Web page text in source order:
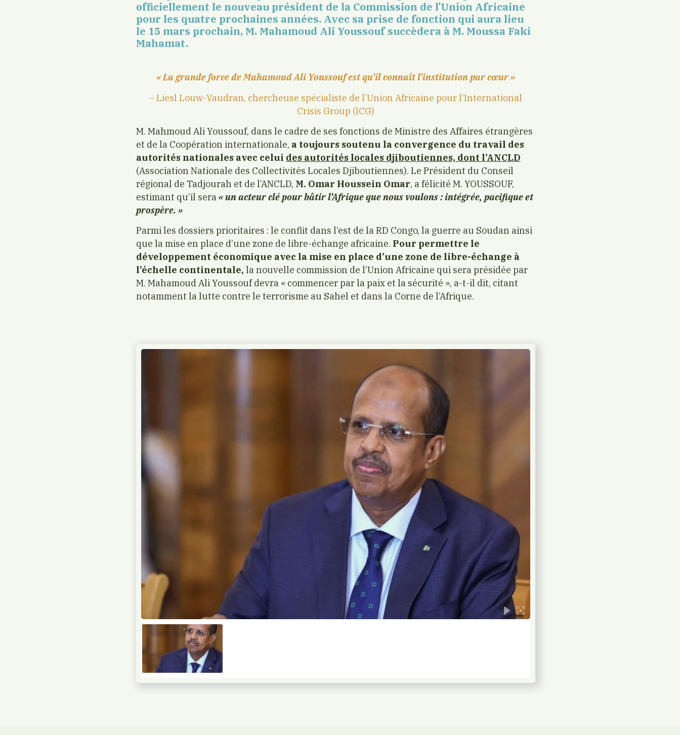
officiellement le nouveau président de la Commission de l’Union Africaine
pour les quatre prochaines années. Avec sa prise de fonction qui aura lieu
le 15 mars prochain, M. Mahamoud Ali Youssouf succèdera à M. Moussa Faki
Mahamat.
« La grande force de Mahamoud Ali Youssouf est qu’il connaît l’institution par cœur »
– Liesl Louw-Vaudran, chercheuse spécialiste de l’Union Africaine pour l’International
Crisis Group (ICG)
M. Mahmoud Ali Youssouf, dans le cadre de ses fonctions de Ministre des Affaires étrangères
et de la Coopération internationale, a toujours soutenu la convergence du travail des
autorités nationales avec celui des autorités locales djiboutiennes, dont l’ANCLD
(Association Nationale des Collectivités Locales Djiboutiennes). Le Président du Conseil
régional de Tadjourah et de l’ANCLD, M. Omar Houssein Omar, a félicité M. YOUSSOUF,
estimant qu’il sera« un acteur clé pour bâtir l’Afrique que nous voulons : intégrée, pacifique et
prospère. »
Parmi les dossiers prioritaires : le conflit dans l’est de la RD Congo, la guerre au Soudan ainsi
que la mise en place d’une zone de libre-échange africaine. Pour permettre le
développement économique avec la mise en place d’une zone de libre-échange à
l’échelle continentale, la nouvelle commission de l’Union Africaine qui sera présidée par
M. Mahamoud Ali Youssouf devra « commencer par la paix et la sécurité », a-t-il dit, citant
notamment la lutte contre le terrorisme au Sahel et dans la Corne de l’Afrique.